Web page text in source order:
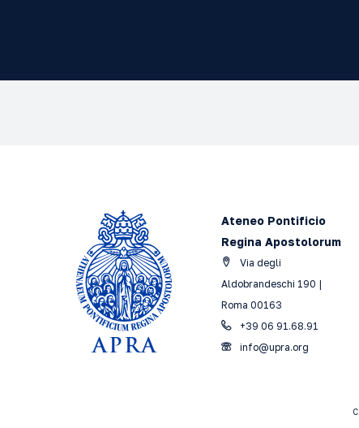
Ateneo Pontificio
Regina Apostolorum
Via degli
Aldobrandeschi 190 |
Roma 00163
+39 06 91.68.91
info@upra.org